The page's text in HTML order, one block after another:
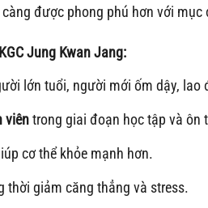
càng được phong phú hơn với
Jung Kwan Jang:
lớn tuổi, người mới ốm dậy, lao
viêntrong giai đoạn học tập và ôn
cơ thể khỏe mạnh hơn.
thời giảm căng thẳng và stress.